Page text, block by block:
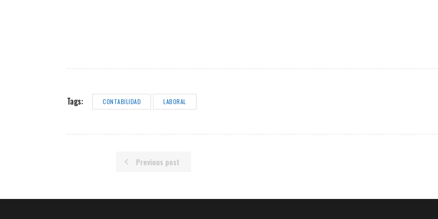
Tags: CONTABILIDAD LABORAL
Previous post